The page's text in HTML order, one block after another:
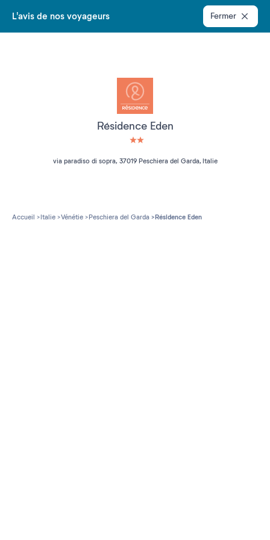
L'avis de nos voyageurs Fermer
Résidence Eden
via paradiso di sopra, 37019 Peschiera del Garda, Italie
Accueil Italie Vénétie Peschiera del Garda Résidence Eden